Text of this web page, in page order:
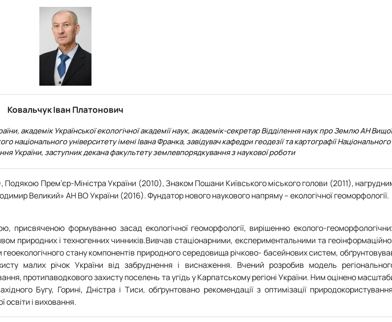
Ковальчук Іван Платонович
академік Української екологічної академії наук, академік-секретар Відділення наук про Землю АН Вищої
національного університету імені Івана Франка, завідувач кафедри геодезії та картографії Національного
України, заступник декана факультету землевпорядкування з наукової роботи
Прем’єр-Міністра України (2010), Знаком Пошани Київського міського голови (2011),
Великий» АН ВО України (2016). Фундатор нового наукового напряму – екологічної геоморфології.
присвяченою формуванню засад екологічної геоморфології, вирішенню еколого-
природних і техногенних чинників.Вивчав стаціонарними, експериментальними та
стану компонентів природного середовища річково- басейнових систем,
малих річок України від забруднення і виснаження. Вчений розробив модель
протипаводкового захисту поселень та угідь у Карпатському регіоні України. Ним оцінено
Бугу, Горині, Дністра і Тиси, обґрунтовано рекомендації з оптимізації
і виховання.